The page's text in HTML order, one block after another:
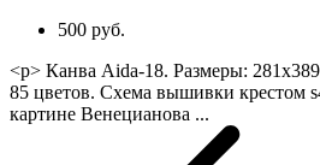
500 руб.
<p> Канва Aida-18. Размеры:
85 цветов. Схема вышивки крестом
картине Венецианова ...